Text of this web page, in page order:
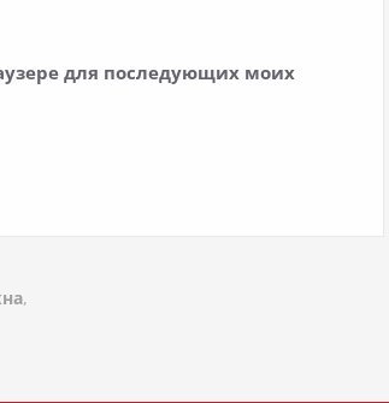
для последующих моих
,